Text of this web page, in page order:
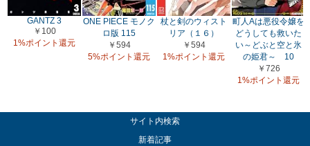
GANTZ 3
￥100
1%ポイント還元
ONE PIECE モノク
ロ版 115
￥594
5%ポイント還元
杖と剣のウィスト
リア（１６）
￥594
1%ポイント還元
町人Aは悪役令嬢を
どうしても救いた
い～どぶと空と氷
の姫君～ 10
￥726
1%ポイント還元
サイト内検索
新着記事